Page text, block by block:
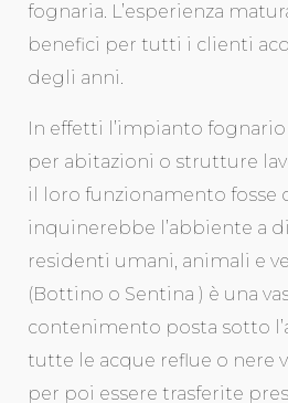
fognaria. L’esperienza
benefici per tutti i clienti
degli anni.
In effetti l’impianto
per abitazioni o strutture
il loro funzionamento fosse
inquinerebbe l’abbiente a
residenti umani, animali e
(Bottino o Sentina ) è una
contenimento posta sotto
tutte le acque reflue o nere
per poi essere trasferite